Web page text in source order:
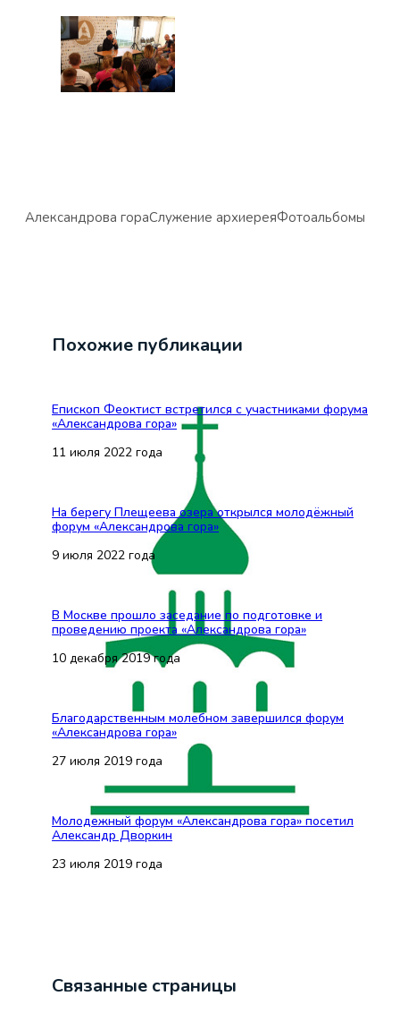
Александрова гораСлужение архиереяФотоальбомы
Похожие публикации
Епископ Феоктист встретился с участниками форума
«Александрова гора»
11 июля 2022 года
На берегу Плещеева озера открылся молодёжный
форум «Александрова гора»
9 июля 2022 года
В Москве прошло заседание по подготовке и
проведению проекта «Александрова гора»
10 декабря 2019 года
Благодарственным молебном завершился форум
«Александрова гора»
27 июля 2019 года
Молодежный форум «Александрова гора» посетил
Александр Дворкин
23 июля 2019 года
Связанные страницы